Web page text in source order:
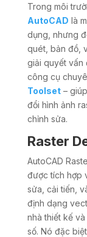
Trong môi
AutoCAD là
dụng, nhưng
quét, bản đồ,
giải quyết vấn
công cụ
Toolset–
đổi hình ảnh
chỉnh sửa.
Raster
AutoCAD
được tích hợp
sửa, cải tiến,
định dạng
nhà thiết kế
số. Nó đặc